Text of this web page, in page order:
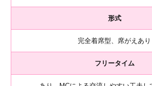
形式
完全着席型、席がえあり
フリータイム